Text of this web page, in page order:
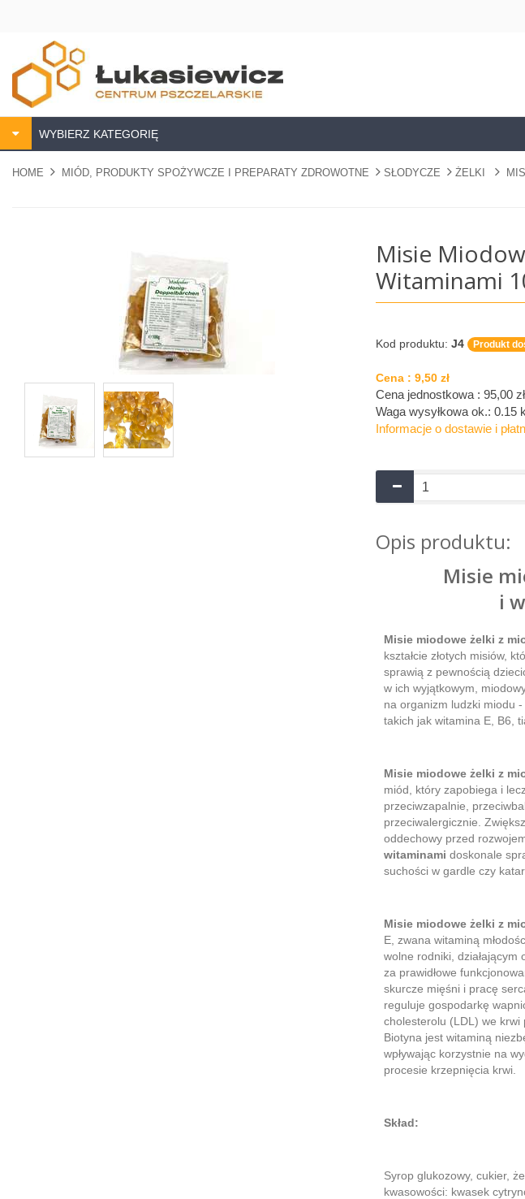
WYBIERZ KATEGORIĘ
HOME MIÓD, PRODUKTY SPOŻYWCZE I PREPARATY ZDROWOTNE SŁODYCZE ŻELKI
Misie
Witaminami
Kod produktu: J4 Produkt
Cena : 9,50 zł
Cena jednostkowa : 95,00
Waga wysyłkowa ok.: 0.15
Informacje o dostawie i
Opis produktu:
Misie
i
Misie miodowe żelki z
kształcie złotych misiów,
sprawią z pewnością
w ich wyjątkowym,
na organizm ludzki miodu
takich jak witamina E, B6,
Misie miodowe żelki z
miód, który zapobiega i
przeciwzapalnie,
przeciwalergicznie.
oddechowy przed
witaminami doskonale
suchości w gardle czy
Misie miodowe żelki z
E, zwana witaminą
wolne rodniki,
za prawidłowe
skurcze mięśni i pracę
reguluje gospodarkę
cholesterolu (LDL) we krwi
Biotyna jest witaminą
wpływając korzystnie na
procesie krzepnięcia krwi.
Skład:
Syrop glukozowy, cukier,
kwasowości: kwasek